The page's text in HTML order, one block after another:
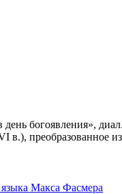
богоявления», диал.
в.), преобразованное
Макса Фасмера